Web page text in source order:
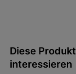
Einkehr sowie zu
Diese
interessieren